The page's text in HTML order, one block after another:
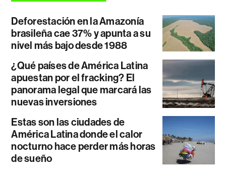
Deforestación en la Amazonía
brasileña cae 37% y apunta a su
nivel más bajo desde 1988
¿Qué países de América Latina
apuestan por el fracking? El
panorama legal que marcará las
nuevas inversiones
Estas son las ciudades de
América Latina donde el calor
nocturno hace perder más horas
de sueño